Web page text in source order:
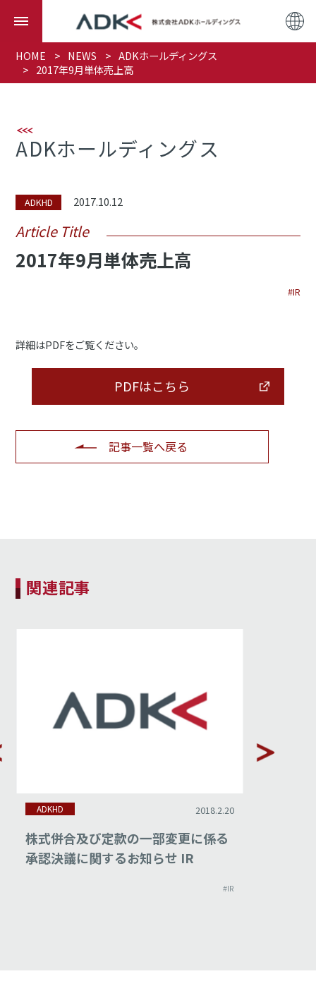
HOME NEWS
ADKホールディングス
2017年9月単体売上高
ADKホールディングス
ADKHD 2017.10.12
Article Title
2017年9月単体売上高
#IR
詳細はPDFをご覧ください。
PDFはこちら
記事一覧へ戻る
関連記事
ADKHD 2018.2.20
株式併合及び定款の一部変更に係る
承認決議に関するお知らせ IR
#IR